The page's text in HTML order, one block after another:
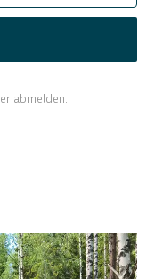
abmelden.